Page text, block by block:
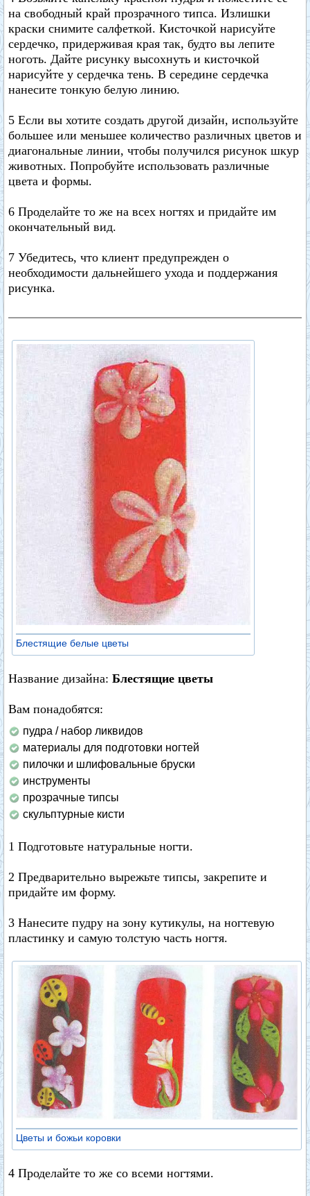
на свободный край прозрачного типса. Излишки
краски снимите салфеткой. Кисточкой нарисуйте
сердечко, придерживая края так, будто вы лепите
ноготь. Дайте рисунку высохнуть и кисточкой
нарисуйте у сердечка тень. В середине сердечка
нанесите тонкую белую линию.
5 Если вы хотите создать другой дизайн, используйте
большее или меньшее количество различных цветов и
диагональные линии, чтобы получился рисунок шкур
животных. Попробуйте использовать различные
цвета и формы.
6 Проделайте то же на всех ногтях и придайте им
окончательный вид.
7 Убедитесь, что клиент предупрежден о
необходимости дальнейшего ухода и поддержания
рисунка.
Блестящие белые цветы
Название дизайна: Блестящие цветы
Вам понадобятся:
пудра / набор ликвидов
материалы для подготовки ногтей
пилочки и шлифовальные бруски
инструменты
прозрачные типсы
скульптурные кисти
1 Подготовьте натуральные ногти.
2 Предварительно вырежьте типсы, закрепите и
придайте им форму.
3 Нанесите пудру на зону кутикулы, на ногтевую
пластинку и самую толстую часть ногтя.
Цветы и божьи коровки
4 Проделайте то же со всеми ногтями.